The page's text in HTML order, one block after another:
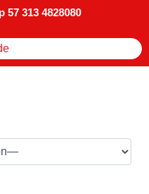
57 313 4828080